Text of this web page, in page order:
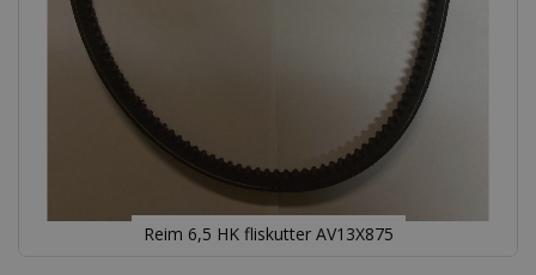
Reim 6,5 HK fliskutter AV13X875